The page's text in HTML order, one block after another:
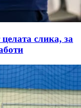
слика, за